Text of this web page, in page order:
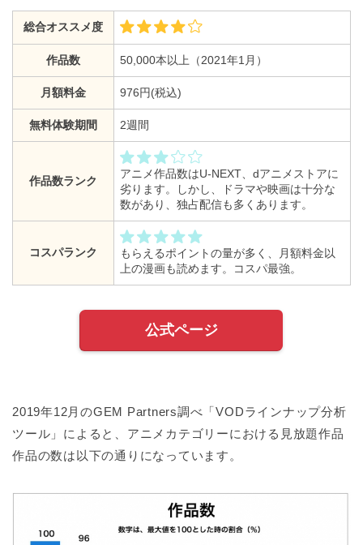
総合オススメ度
作品数 50,000本以上（2021年1月）
月額料金 976円(税込)
無料体験期間 2週間
作品数ランク
アニメ作品数はU-NEXT、dアニメストアに
劣ります。しかし、ドラマや映画は十分な
数があり、独占配信も多くあります。
コスパランク
もらえるポイントの量が多く、月額料金以
上の漫画も読めます。コスパ最強。
公式ページ
2019年12月のGEM Partners調べ「VODラインナップ分析
ツール」によると、アニメカテゴリーにおける見放題作品
作品の数は以下の通りになっています。